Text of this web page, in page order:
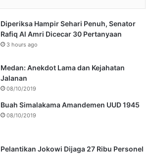
Diperiksa Hampir Sehari Penuh, Senator
Rafiq Al Amri Dicecar 30 Pertanyaan
3 hours ago
Medan: Anekdot Lama dan Kejahatan
Jalanan
08/10/2019
Buah Simalakama Amandemen UUD 1945
08/10/2019
Pelantikan Jokowi Dijaga 27 Ribu Personel